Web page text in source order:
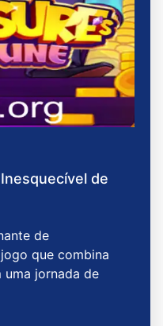
de
de
que combina
uma jornada de